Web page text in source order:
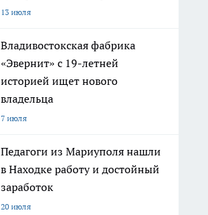
13 июля
Владивостокская фабрика
«Эвернит» с 19-летней
историей ищет нового
владельца
7 июля
Педагоги из Мариуполя нашли
в Находке работу и достойный
заработок
20 июля